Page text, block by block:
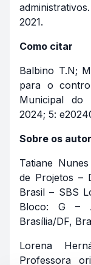
2021.
Como citar
Balbino T.N;
para o
Municipal do
2024; 5:
Sobre os
Tatiane
de Projetos –
Brasil – SBS
Bloco: G –
Brasília/DF,
Lorena
Professora